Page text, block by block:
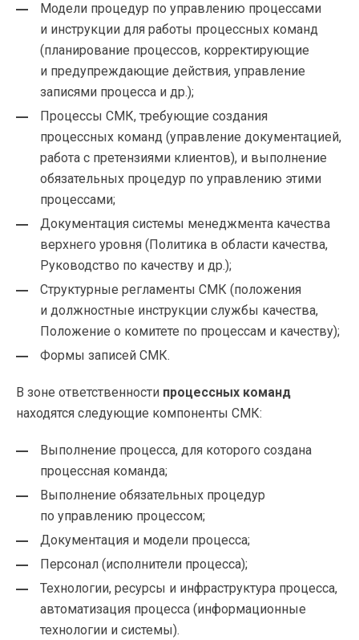
Модели процедур по управлению процессами
и инструкции для работы процессных команд
(планирование процессов, корректирующие
и предупреждающие действия, управление
записями процесса и др.);
Процессы СМК, требующие создания
процессных команд (управление документацией,
работа с претензиями клиентов), и выполнение
обязательных процедур по управлению этими
процессами;
Документация системы менеджмента качества
верхнего уровня (Политика в области качества,
Руководство по качеству и др.);
Структурные регламенты СМК (положения
и должностные инструкции службы качества,
Положение о комитете по процессам и качеству);
Формы записей СМК.
В зоне ответственности процессных команд
находятся следующие компоненты СМК:
Выполнение процесса, для которого создана
процессная команда;
Выполнение обязательных процедур
по управлению процессом;
Документация и модели процесса;
Персонал (исполнители процесса);
Технологии, ресурсы и инфраструктура процесса,
автоматизация процесса (информационные
технологии и системы).